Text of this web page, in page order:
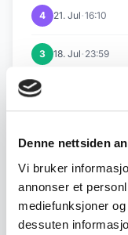
Denne nettsiden
Vi bruker
annonser et
mediefunksjoner
dessuten
4 21. Jul·16:10
3 18. Jul· 23:59
2
Back to July /